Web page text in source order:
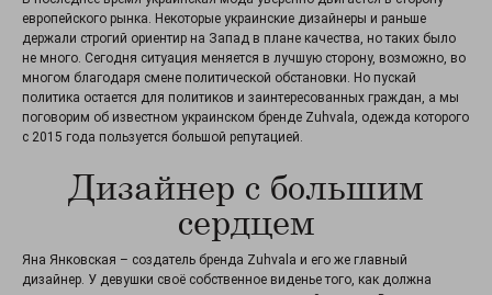
европейского рынка. Некоторые украинские дизайнеры и раньше
держали строгий ориентир на Запад в плане качества, но таких было
не много. Сегодня ситуация меняется в лучшую сторону, возможно, во
многом благодаря смене политической обстановки. Но пускай
политика остается для политиков и заинтересованных граждан, а мы
поговорим об известном украинском бренде Zuhvala, одежда которого
с 2015 года пользуется большой репутацией.
Дизайнер с большим
сердцем
Яна Янковская – создатель бренда Zuhvala и его же главный
дизайнер. У девушки своё собственное виденье того, как должна